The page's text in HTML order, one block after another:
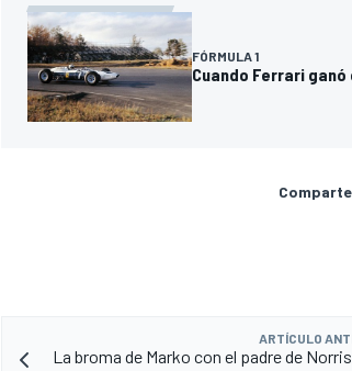
FÓRMULA 1
Cuando Ferrari ganó
ARTÍCULO
La broma de Marko con el padre de